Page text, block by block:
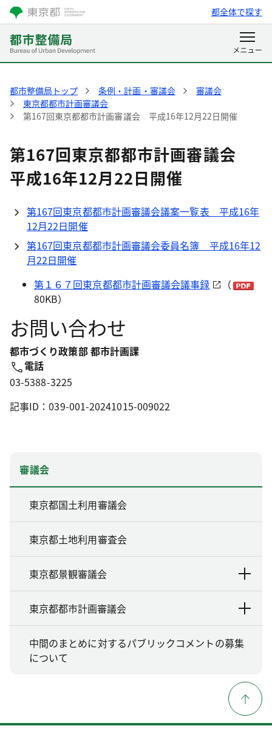
都全体で探す
都市整備局トップ 条例・計画・審議会
審議会
東京都都市計画審議会
第167回東京都都市計画審議会 平成16年12月22日開催
第167回東京都都市計画審議会
平成16年12月22日開催
第167回東京都都市計画審議会議案一覧表 平成16年
12月22日開催
第167回東京都都市計画審議会委員名簿 平成16年12
月22日開催
第１６７回東京都都市計画審議会議事録
（
80KB）
お問い合わせ
都市づくり政策部 都市計画課
電話
03-5388-3225
記事ID：039-001-20241015-009022
審議会
東京都国土利用審議会
東京都土地利用審査会
東京都景観審議会
東京都都市計画審議会
中間のまとめに対するパブリックコメントの募集
について